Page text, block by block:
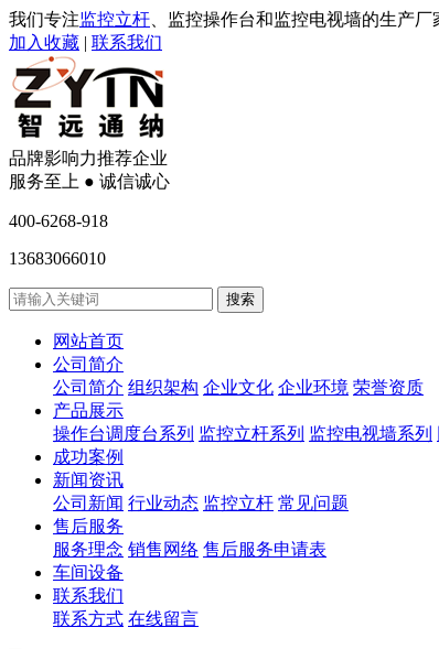
我们专注监控立杆 、监控操作台和监控电视墙的生产
加入收藏 | 联系我们
品牌影响力推荐企业
服务至上 ● 诚信诚心
400-6268-918
13683066010
网站首页
公司简介
公司简介 组织架构 企业文化 企业环境 荣誉资质
产品展示
操作台调度台系列 监控立杆系列 监控电视墙系列
成功案例
新闻资讯
公司新闻 行业动态 监控立杆 常见问题
售后服务
服务理念 销售网络 售后服务申请表
车间设备
联系我们
联系方式 在线留言